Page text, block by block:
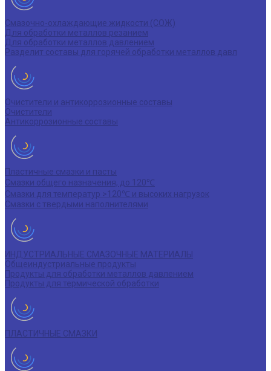
Смазочно-охлаждающие жидкости (СОЖ)
Для обработки металлов резанием
Для обработки металлов давлением
Разделит составы для горячей обработки металлов давл
Очистители и антикоррозионные составы
Очистители
Антикоррозионные составы
Пластичные смазки и пасты
Смазки общего назначения, до 120℃
Смазки для температур >120℃ и высоких нагрузок
Смазки с твердыми наполнителями
ИНДУСТРИАЛЬНЫЕ СМАЗОЧНЫЕ МАТЕРИАЛЫ
Общеиндустриальные продукты
Продукты для обработки металлов давлением
Продукты для термической обработки
ПЛАСТИЧНЫЕ СМАЗКИ